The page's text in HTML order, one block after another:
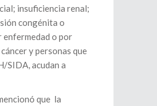
insuficiencia renal;
congénita o
enfermedad o por
y personas que
SIDA, acudan a
que la